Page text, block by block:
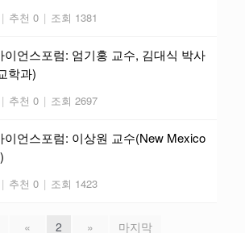
| 추천 0 | 조회 1381
이언스포럼: 엄기홍 교수, 김대식 박사
학과)
| 추천 0 | 조회 2697
이언스포럼: 이상원 교수(New Mexico
| 추천 0 | 조회 1423
« 2 » 마지막